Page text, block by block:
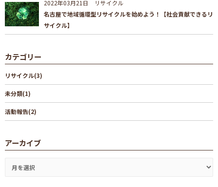
2022年03月21日
リサイクル
名古屋で地域循環型リサイクルを始めよう！【社会貢献できるリ
サイクル】
カテゴリー
リサイクル(3)
未分類(1)
活動報告(2)
アーカイブ